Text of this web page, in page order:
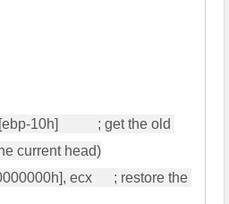
10h]           ; get the old
current head)
ecx      ; restore the